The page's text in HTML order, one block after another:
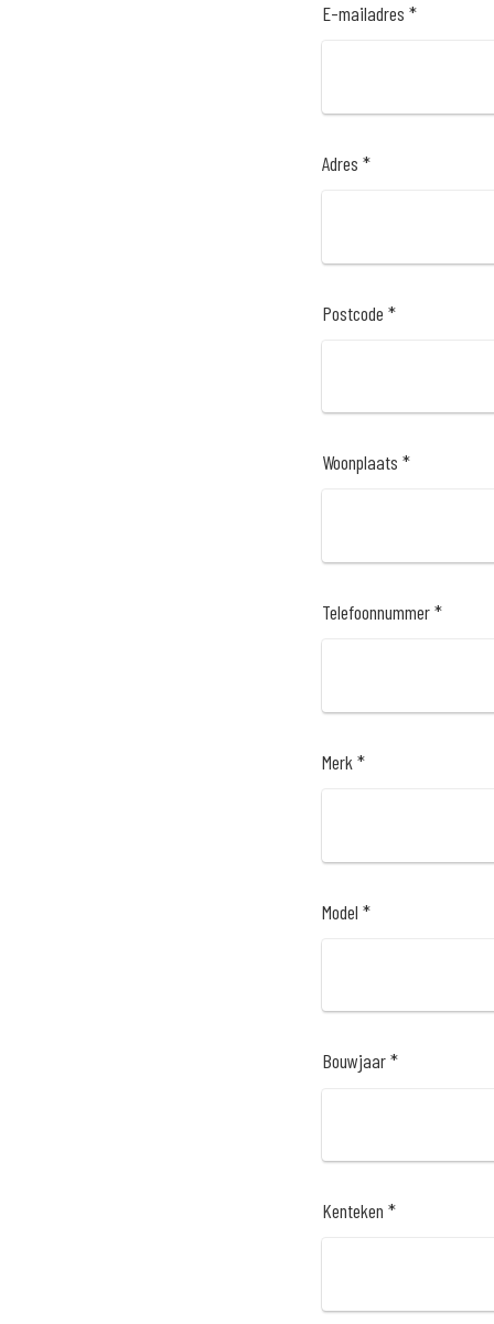
E-mailadres *
Adres *
Postcode *
Woonplaats *
Telefoonnummer *
Merk *
Model *
Bouwjaar *
Kenteken *